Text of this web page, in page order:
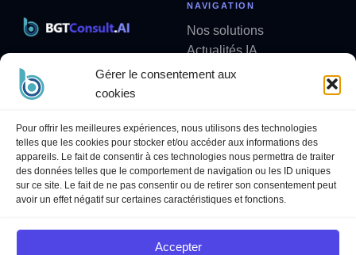
Gérer le consentement aux
cookies
Pour offrir les meilleures expériences, nous utilisons des technologies
telles que les cookies pour stocker et/ou accéder aux informations des
appareils. Le fait de consentir à ces technologies nous permettra de traiter
des données telles que le comportement de navigation ou les ID uniques
sur ce site. Le fait de ne pas consentir ou de retirer son consentement peut
avoir un effet négatif sur certaines caractéristiques et fonctions.
Accepter
contact@bgtconsult.ai
NAVIGATION
Nos solutions
Actualités IA
Analyses
LÉGAL
Politique de confidentialité
Mentions légales
Politique des cookies
Services
SUIVEZ-NOUS
LinkedIn
YouTube